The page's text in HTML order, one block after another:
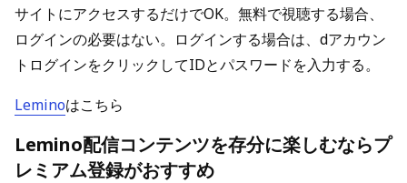
サイトにアクセスするだけでOK。無料で視聴する場合、
ログインの必要はない。ログインする場合は、dアカウン
トログインをクリックしてIDとパスワードを入力する。
Leminoはこちら
Lemino配信コンテンツを存分に楽しむならプ
レミアム登録がおすすめ